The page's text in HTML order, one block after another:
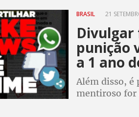
BRASIL 21
Divulgar
punição
a 1 ano
Além disso, é
mentiroso for